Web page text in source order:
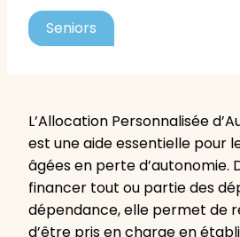
Seniors
L’Allocation Personnalisée
est une aide essentielle pour
âgées en perte d’autonomie.
financer tout ou partie des
dépendance, elle permet de
d’être pris en charge en